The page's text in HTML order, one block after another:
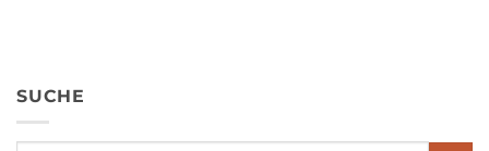
SUCHE